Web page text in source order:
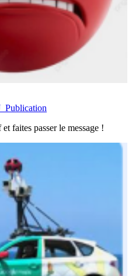
faites passer le message !